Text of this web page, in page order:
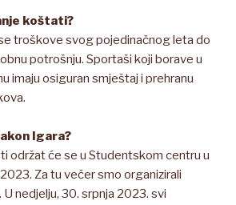
koštati?
troškove svog pojedinačnog leta do
potrošnju. Sportaši koji borave u
imaju osiguran smještaj i prehranu
Igara?
održat će se u Studentskom centru u
Za tu večer smo organizirali
nedjelju, 30. srpnja 2023. svi